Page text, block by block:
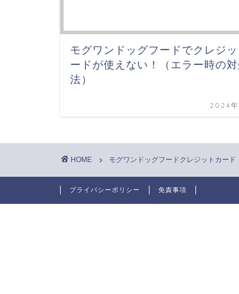
モグワンドッグフードでクレジッ
ードが使えない！（エラー時の
法）
2024
HOME モグワンドッグフードクレジットカード
プライバシーポリシー 免責事項